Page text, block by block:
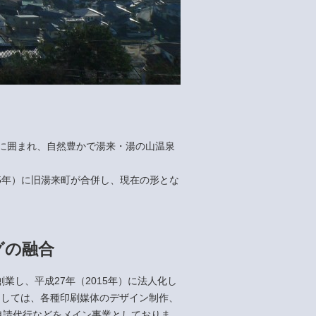
囲まれ、自然豊かで湯来・湯の山温泉
）に旧湯来町が合併し、現在の形とな
融合
し、平成27年（2015年）に法人化し
ては、各種印刷媒体のデザイン制作、